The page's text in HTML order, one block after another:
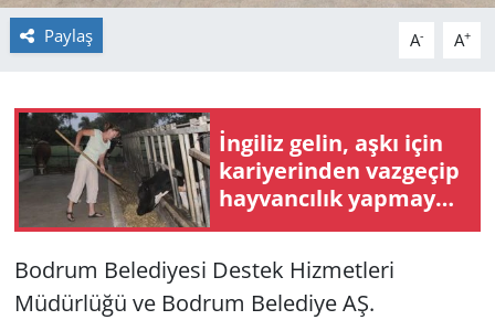
Paylaş A- A+
İngiliz gelin, aşkı için
kariyerinden vazgeçip
hayvancılık yapmaya
başladı
Bodrum Belediyesi Destek Hizmetleri
Müdürlüğü ve Bodrum Belediye AŞ.
RESMİ İLANLAR
SİYASET
SPOR
Yerel